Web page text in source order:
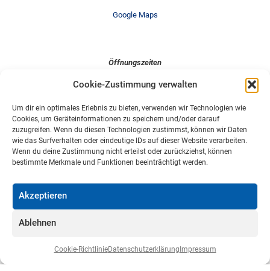
Cookie-Zustimmung verwalten
Um dir ein optimales Erlebnis zu bieten, verwenden wir Technologien wie
Cookies, um Geräteinformationen zu speichern und/oder darauf
zuzugreifen. Wenn du diesen Technologien zustimmst, können wir Daten
wie das Surfverhalten oder eindeutige IDs auf dieser Website verarbeiten.
Wenn du deine Zustimmung nicht erteilst oder zurückziehst, können
bestimmte Merkmale und Funktionen beeinträchtigt werden.
Akzeptieren
Ablehnen
Cookie-RichtlinieDatenschutzerklärung Impressum
Google Maps
Öffnungszeiten
Mo-Fr: 08:00 - 17:00
So: Geschlossen
Navigation
Impressum
Cookie-Richtlinie (EU)